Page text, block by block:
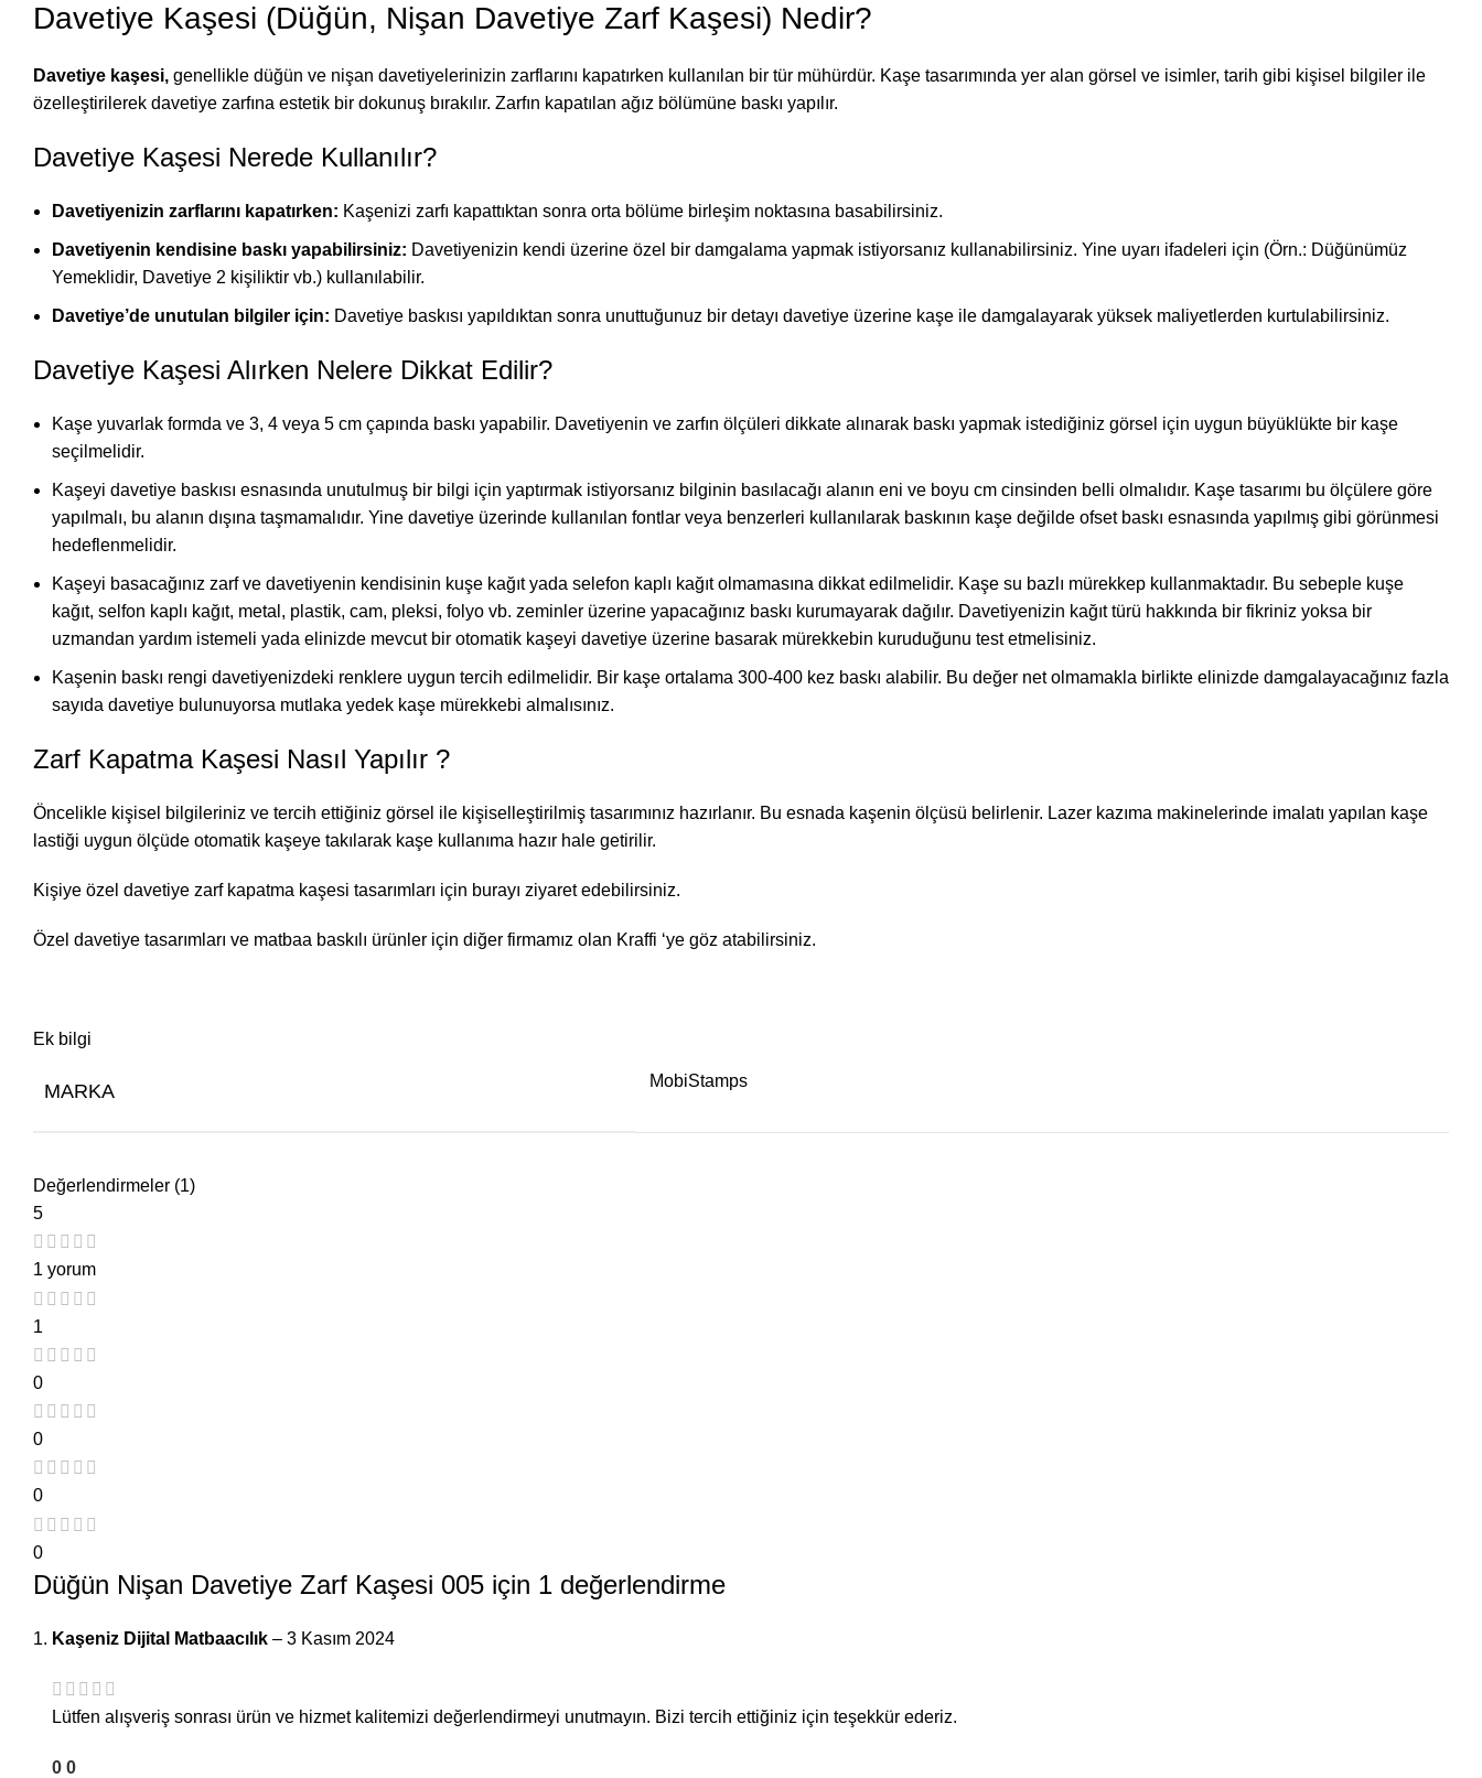
Davetiye Kaşesi (Düğün, Nişan Davetiye Zarf Kaşesi) Nedir?
Davetiye kaşesi, genellikle düğün ve nişan davetiyelerinizin zarflarını kapatırken kullanılan bir tür mühürdür. Kaşe tasarımında yer alan görsel ve isimler, tarih gibi kişisel bilgiler ile
özelleştirilerek davetiye zarfına estetik bir dokunuş bırakılır. Zarfın kapatılan ağız bölümüne baskı yapılır.
Davetiye Kaşesi Nerede Kullanılır?
Davetiyenizin zarflarını kapatırken: Kaşenizi zarfı kapattıktan sonra orta bölüme birleşim noktasına basabilirsiniz.
Davetiyenin kendisine baskı yapabilirsiniz: Davetiyenizin kendi üzerine özel bir damgalama yapmak istiyorsanız kullanabilirsiniz. Yine uyarı ifadeleri için (Örn.: Düğünümüz
Yemeklidir, Davetiye 2 kişiliktir vb.) kullanılabilir.
Davetiye’de unutulan bilgiler için: Davetiye baskısı yapıldıktan sonra unuttuğunuz bir detayı davetiye üzerine kaşe ile damgalayarak yüksek maliyetlerden kurtulabilirsiniz.
Davetiye Kaşesi Alırken Nelere Dikkat Edilir?
Kaşe yuvarlak formda ve 3, 4 veya 5 cm çapında baskı yapabilir. Davetiyenin ve zarfın ölçüleri dikkate alınarak baskı yapmak istediğiniz görsel için uygun büyüklükte bir kaşe
seçilmelidir.
Kaşeyi davetiye baskısı esnasında unutulmuş bir bilgi için yaptırmak istiyorsanız bilginin basılacağı alanın eni ve boyu cm cinsinden belli olmalıdır. Kaşe tasarımı bu ölçülere göre
yapılmalı, bu alanın dışına taşmamalıdır. Yine davetiye üzerinde kullanılan fontlar veya benzerleri kullanılarak baskının kaşe değilde ofset baskı esnasında yapılmış gibi görünmesi
hedeflenmelidir.
Kaşeyi basacağınız zarf ve davetiyenin kendisinin kuşe kağıt yada selefon kaplı kağıt olmamasına dikkat edilmelidir. Kaşe su bazlı mürekkep kullanmaktadır. Bu sebeple kuşe
kağıt, selfon kaplı kağıt, metal, plastik, cam, pleksi, folyo vb. zeminler üzerine yapacağınız baskı kurumayarak dağılır. Davetiyenizin kağıt türü hakkında bir fikriniz yoksa bir
uzmandan yardım istemeli yada elinizde mevcut bir otomatik kaşeyi davetiye üzerine basarak mürekkebin kuruduğunu test etmelisiniz.
Kaşenin baskı rengi davetiyenizdeki renklere uygun tercih edilmelidir. Bir kaşe ortalama 300-400 kez baskı alabilir. Bu değer net olmamakla birlikte elinizde damgalayacağınız fazla
sayıda davetiye bulunuyorsa mutlaka yedek kaşe mürekkebi almalısınız.
Zarf Kapatma Kaşesi Nasıl Yapılır ?
Öncelikle kişisel bilgileriniz ve tercih ettiğiniz görsel ile kişiselleştirilmiş tasarımınız hazırlanır. Bu esnada kaşenin ölçüsü belirlenir. Lazer kazıma makinelerinde imalatı yapılan kaşe
lastiği uygun ölçüde otomatik kaşeye takılarak kaşe kullanıma hazır hale getirilir.
Kişiye özel davetiye zarf kapatma kaşesi tasarımları için burayı ziyaret edebilirsiniz.
Özel davetiye tasarımları ve matbaa baskılı ürünler için diğer firmamız olan Kraffi ‘ye göz atabilirsiniz.
Ek bilgi
MARKA MobiStamps
Değerlendirmeler (1)
5
1 yorum
1
0
0
0
0
Düğün Nişan Davetiye Zarf Kaşesi 005 için 1 değerlendirme
Kaşeniz Dijital Matbaacılık – 3 Kasım 2024
Lütfen alışveriş sonrası ürün ve hizmet kalitemizi değerlendirmeyi unutmayın. Bizi tercih ettiğiniz için teşekkür ederiz.
0 0